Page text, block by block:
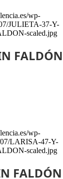
FALDÓN
FALDÓN